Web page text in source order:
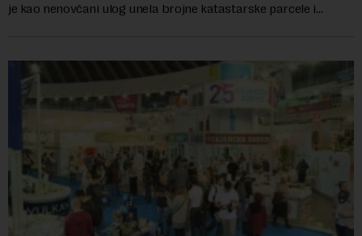
je kao nenovčani ulog unela brojne katastarske parcele i